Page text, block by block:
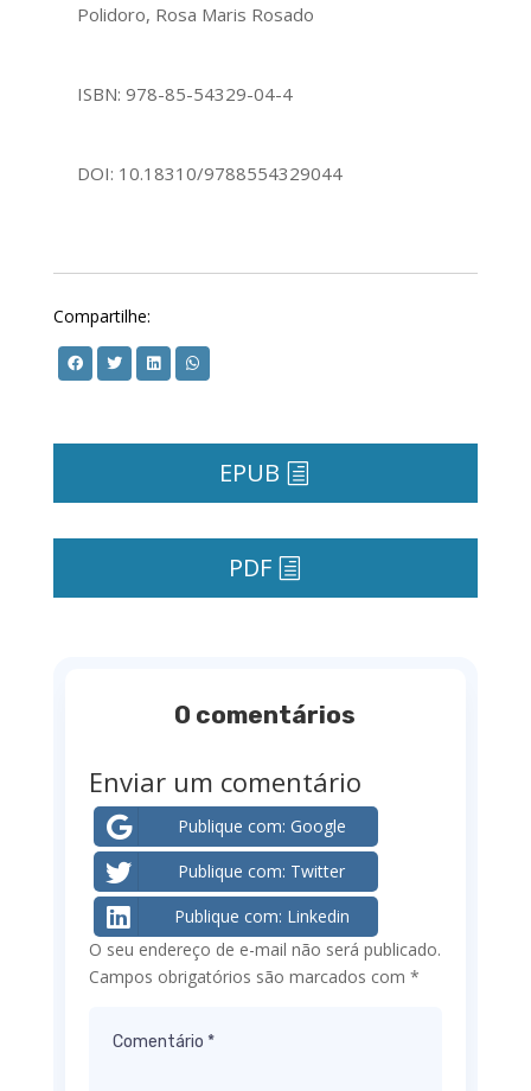
Polidoro, Rosa Maris Rosado
ISBN: 978-85-54329-04-4
DOI: 10.18310/9788554329044
Compartilhe:
EPUB
PDF
0 comentários
Enviar um comentário
Publique com: Google
Publique com: Twitter
Publique com: Linkedin
O seu endereço de e-mail não será publicado.
Campos obrigatórios são marcados com *